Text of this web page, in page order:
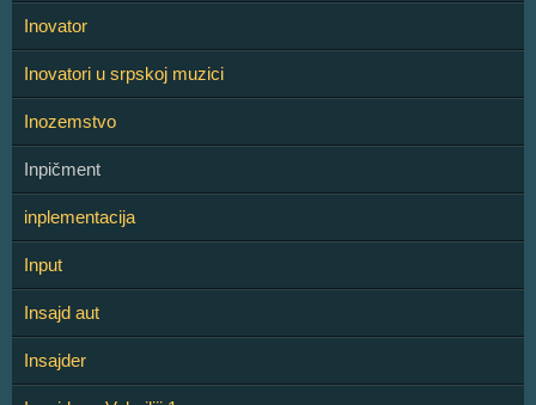
Inovator
Inovatori u srpskoj muzici
Inozemstvo
Inpičment
inplementacija
Input
Insajd aut
Insajder